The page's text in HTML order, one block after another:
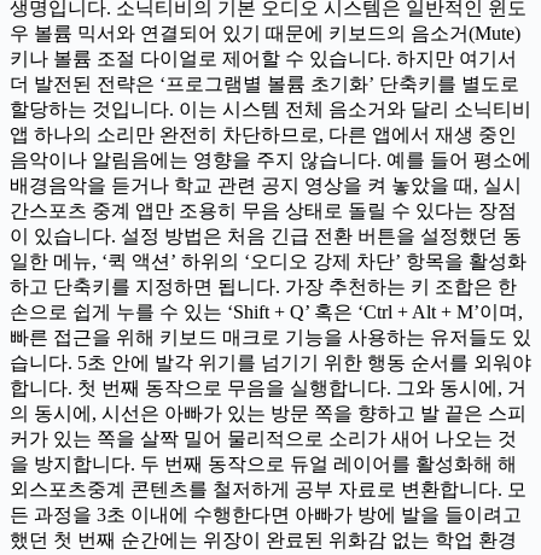
생명입니다. 소닉티비의 기본 오디오 시스템은 일반적인 윈도
우 볼륨 믹서와 연결되어 있기 때문에 키보드의 음소거(Mute)
키나 볼륨 조절 다이얼로 제어할 수 있습니다. 하지만 여기서
더 발전된 전략은 ‘프로그램별 볼륨 초기화’ 단축키를 별도로
할당하는 것입니다. 이는 시스템 전체 음소거와 달리 소닉티비
앱 하나의 소리만 완전히 차단하므로, 다른 앱에서 재생 중인
음악이나 알림음에는 영향을 주지 않습니다. 예를 들어 평소에
배경음악을 듣거나 학교 관련 공지 영상을 켜 놓았을 때, 실시
간스포츠 중계 앱만 조용히 무음 상태로 돌릴 수 있다는 장점
이 있습니다. 설정 방법은 처음 긴급 전환 버튼을 설정했던 동
일한 메뉴, ‘퀵 액션’ 하위의 ‘오디오 강제 차단’ 항목을 활성화
하고 단축키를 지정하면 됩니다. 가장 추천하는 키 조합은 한
손으로 쉽게 누를 수 있는 ‘Shift + Q’ 혹은 ‘Ctrl + Alt + M’이며,
빠른 접근을 위해 키보드 매크로 기능을 사용하는 유저들도 있
습니다. 5초 안에 발각 위기를 넘기기 위한 행동 순서를 외워야
합니다. 첫 번째 동작으로 무음을 실행합니다. 그와 동시에, 거
의 동시에, 시선은 아빠가 있는 방문 쪽을 향하고 발 끝은 스피
커가 있는 쪽을 살짝 밀어 물리적으로 소리가 새어 나오는 것
을 방지합니다. 두 번째 동작으로 듀얼 레이어를 활성화해 해
외스포츠중계 콘텐츠를 철저하게 공부 자료로 변환합니다. 모
든 과정을 3초 이내에 수행한다면 아빠가 방에 발을 들이려고
했던 첫 번째 순간에는 위장이 완료된 위화감 없는 학업 환경